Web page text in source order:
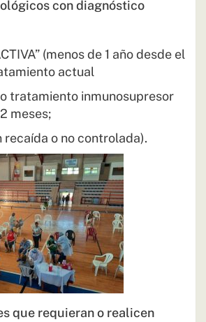
con diagnóstico
(menos de 1 año desde el
actual
tratamiento inmunosupresor
meses;
recaída o no controlada).
que requieran o realicen